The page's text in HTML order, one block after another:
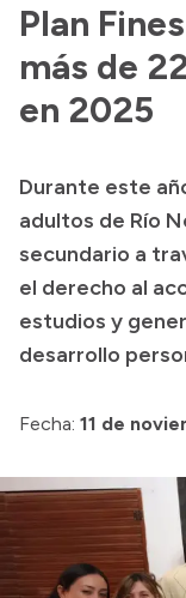
Archivo de
Transparencia
Boletín Oficial
Compras y
Consulta de
Consulta de
Convocatorias
Plan
más de
en 2025
Durante este
adultos de Río
secundario a
el derecho al
estudios y
desarrollo
Fecha: 11 de